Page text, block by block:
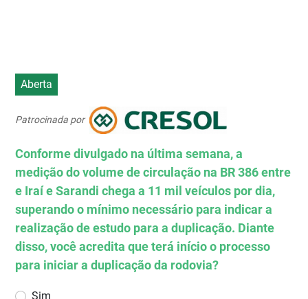
Aberta
Patrocinada por
Conforme divulgado na última semana, a
medição do volume de circulação na BR 386 entre
e Iraí e Sarandi chega a 11 mil veículos por dia,
superando o mínimo necessário para indicar a
realização de estudo para a duplicação. Diante
disso, você acredita que terá início o processo
para iniciar a duplicação da rodovia?
Sim